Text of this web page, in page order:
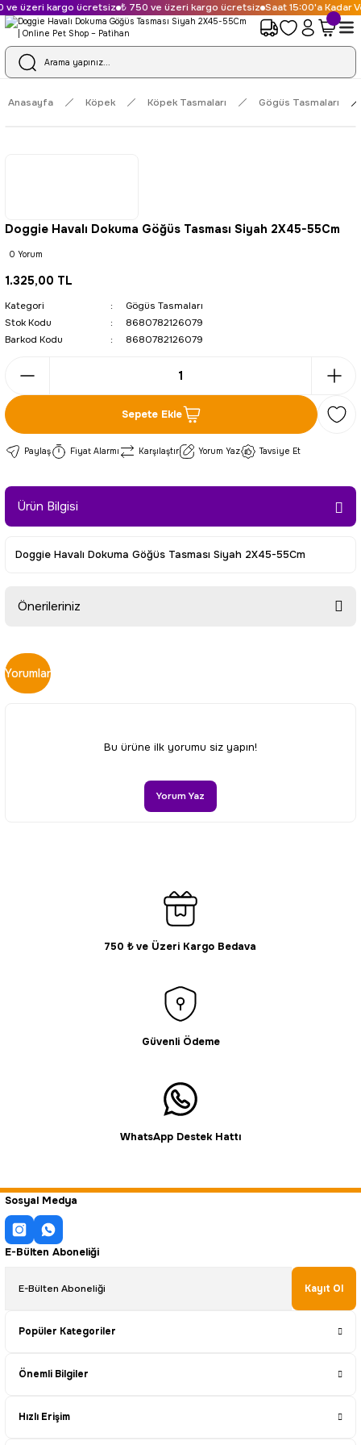
üzeri kargo ücretsiz ₺ 750 ve üzeri kargo ücretsiz Saat 15:00'a Kadar
Anasayfa Köpek Köpek Tasmaları Gögüs Tasmaları
Doggie Havalı Dokuma Göğüs Tasması Siyah 2X45-55Cm
0 Yorum
1.325,00 TL
Kategori
Gögüs Tasmaları
Stok Kodu
8680782126079
Barkod Kodu
8680782126079
Sepete Ekle
Paylaş Fiyat Alarmı Karşılaştır Yorum Yaz Tavsiye Et
Ürün Bilgisi
Doggie Havalı Dokuma Göğüs Tasması Siyah 2X45-55Cm
Önerileriniz
Bu ürünün fiyat bilgisi, resim, ürün açıklamalarında ve diğer
konularda yetersiz gördüğünüz noktaları öneri formunu
kullanarak tarafımıza iletebilirsiniz.
Ürün resmi kalitesiz, bozuk veya görüntülenemiyor.
Ürün bilgilerinde hatalar bulunuyor.
Gönder
Yorumlar
Bu ürüne ilk yorumu siz yapın!
Yorum Yaz
750 ₺ ve Üzeri Kargo Bedava
Güvenli Ödeme
WhatsApp Destek Hattı
Sosyal Medya
E-Bülten Aboneliği
Kayıt Ol
Popüler Kategoriler
Önemli Bilgiler
Hızlı Erişim